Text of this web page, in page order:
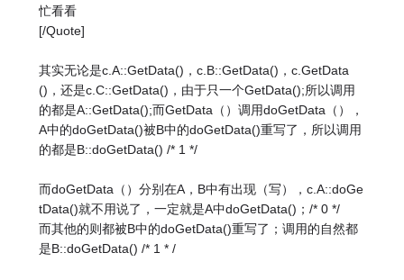
忙看看
[/Quote]
其实无论是c.A::GetData()，c.B::GetData()，c.GetData
()，还是c.C::GetData()，由于只一个GetData();所以调用
的都是A::GetData();而GetData（）调用doGetData（），
A中的doGetData()被B中的doGetData()重写了，所以调用
的都是B::doGetData() /* 1 */
而doGetData（）分别在A，B中有出现（写），c.A::doGe
tData()就不用说了，一定就是A中doGetData()；/* 0 */
而其他的则都被B中的doGetData()重写了；调用的自然都
是B::doGetData() /* 1 * /